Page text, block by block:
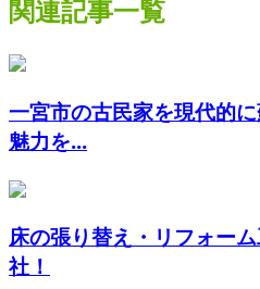
関連記事一覧
一宮市の古民家を現代的
魅力を...
床の張り替え・リフォー
社！